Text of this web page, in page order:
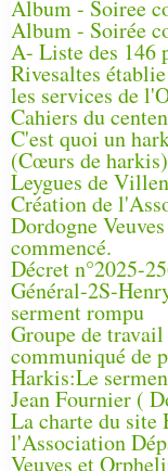
Album - Soiree
Album - Soirée
A- Liste des 146
Rivesaltes
les services de
Cahiers du
C'est quoi un
(Cœurs de
Leygues de
Création de
Dordogne
commencé.
Décret n°2025-
Général-2S-
serment rompu
Groupe de
communiqué de
Harkis:Le
Jean Fournier (
La charte du site
l'Association
Veuves et